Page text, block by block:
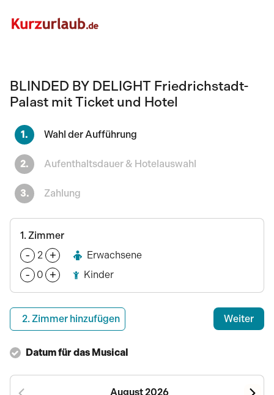
BLINDED BY DELIGHT Friedrichstadt-
Palast mit Ticket und Hotel
1. Wahl der Aufführung
2. Aufenthaltsdauer & Hotelauswahl
3. Zahlung
1. Zimmer
- 2 + Erwachsene
- 0 + Kinder
2. Zimmer hinzufügen Weiter
Datum für das Musical
August 2026